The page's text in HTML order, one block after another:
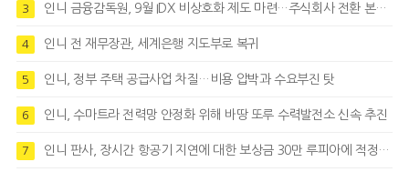
3 인니 금융감독원, 9월 IDX 비상호화 제도 마련…주식회사 전환 본격화
4 인니 전 재무장관, 세계은행 지도부로 복귀
5 인니, 정부 주택 공급사업 차질…비용 압박과 수요부진 탓
6 인니, 수마트라 전력망 안정화 위해 바땅 또루 수력발전소 신속 추진
7 인니 판사, 장시간 항공기 지연에 대한 보상금 30만 루피아에 적정성 제기